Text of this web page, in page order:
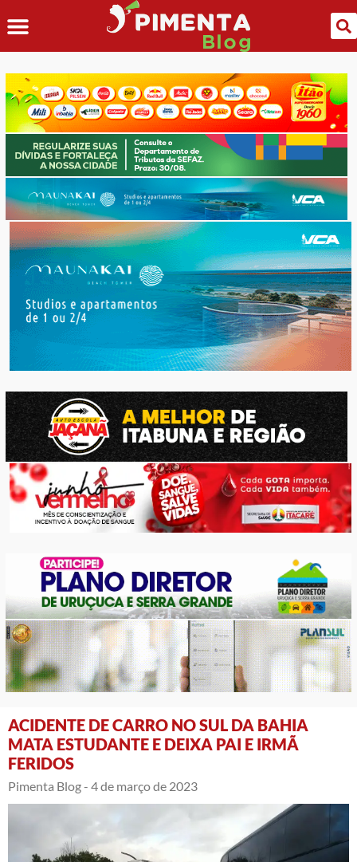
ACIDENTE DE CARRO NO SUL DA BAHIA
MATA ESTUDANTE E DEIXA PAI E IRMÃ
FERIDOS
Pimenta Blog - 4 de março de 2023